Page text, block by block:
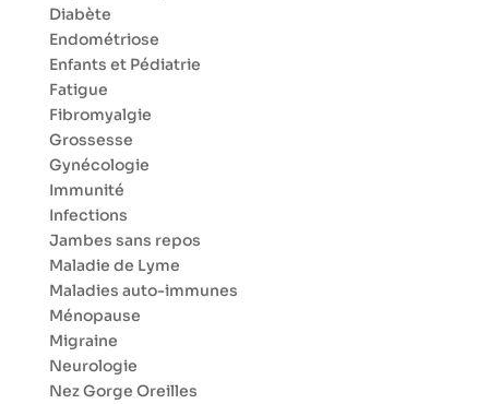
Diabète
Endométriose
Enfants et Pédiatrie
Fatigue
Fibromyalgie
Grossesse
Gynécologie
Immunité
Infections
Jambes sans repos
Maladie de Lyme
Maladies auto-immunes
Ménopause
Migraine
Neurologie
Nez Gorge Oreilles